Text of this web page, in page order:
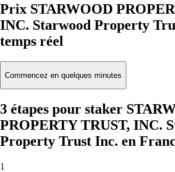
Prix STARWOOD
INC. Starwood Property
temps réel
Commencez en quelques minutes
3 étapes pour staker
PROPERTY TRUST, INC.
Property Trust Inc. en
1